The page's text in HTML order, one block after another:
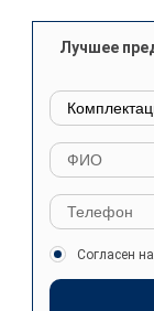
Лучшее
Согласен на